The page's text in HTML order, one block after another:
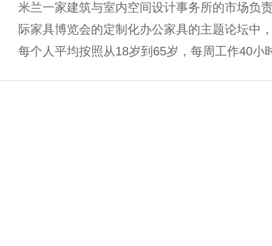
米兰一家建筑与室内空间设计事务所的市场负
际家具博览会的定制化办公家具的主题论坛中
每个人平均按照从18岁到65岁，每周工作40